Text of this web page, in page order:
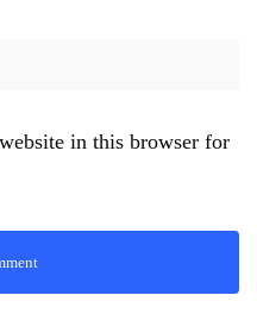
in this browser for